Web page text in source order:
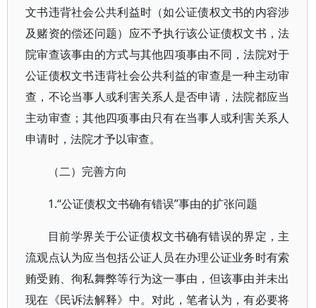
文书违背社会公共利益时（如公证债权文书的内容涉
及赌资的偿还问题）应不予执行该公证债权文书，法
院审查该事由的方式与其他四项事由不同，法院对于
公证债权文书违背社会公共利益的审查是一种主动审
查，不论当事人或利害关系人是否申请，法院都应当
主动审查；其他四项事由只有在当事人或利害关系人
申请时，法院才予以审查。
（二）完善方向
1.“公证债权文书确有错误”事由的扩张问题
目前学界关于公证债权文书确有错误的界定，主
流观点认为应当包括公证人员在办理公证业务时有索
贿受贿、徇私舞弊等行为这一事由，但该事由并未出
现在《民诉法解释》中。对此，笔者认为，有必要将